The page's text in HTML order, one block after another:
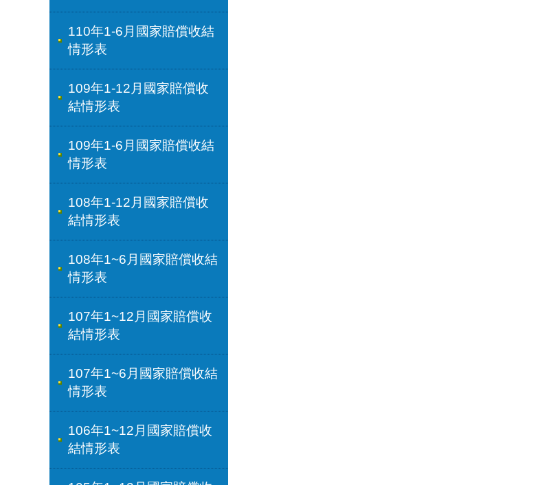
110年1-6月國家賠償收結
情形表
109年1-12月國家賠償收
結情形表
109年1-6月國家賠償收結
情形表
108年1-12月國家賠償收
結情形表
108年1~6月國家賠償收結
情形表
107年1~12月國家賠償收
結情形表
107年1~6月國家賠償收結
情形表
106年1~12月國家賠償收
結情形表